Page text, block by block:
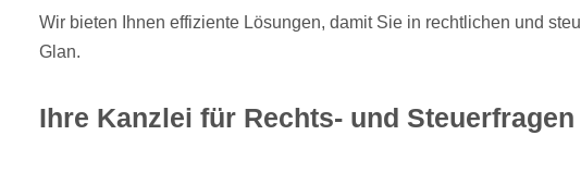
Wir bieten Ihnen effiziente Lösungen, damit Sie in rechtlichen und
Glan.
Ihre Kanzlei für Rechts- und Steuerfragen